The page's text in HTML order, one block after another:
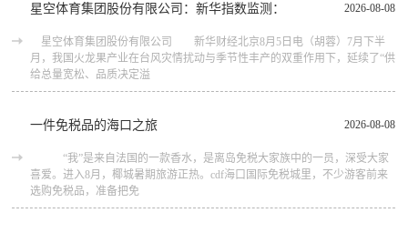
2026-08-08
星空体育集团股份有限公司：新华指数监测：
星空体育集团股份有限公司 新华财经北京8月5日电（胡蓉）7月下半
月，我国火龙果产业在台风灾情扰动与季节性丰产的双重作用下，延续了“供
给总量宽松、品质决定溢
2026-08-08
一件免税品的海口之旅
“我”是来自法国的一款香水，是离岛免税大家族中的一员，深受大家
喜爱。进入8月，椰城暑期旅游正热。cdf海口国际免税城里，不少游客前来
选购免税品，准备把免